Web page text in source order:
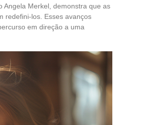
Angela Merkel, demonstra que as
redefini-los. Esses avanços
em direção a uma